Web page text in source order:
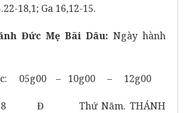
18,1; Ga 16,12-15.
Đức Mẹ Bãi Dâu: Ngày hành
05g00 – 10g00 – 12g00
Thứ Năm. THÁNH